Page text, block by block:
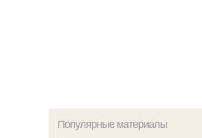
Популярные материалы